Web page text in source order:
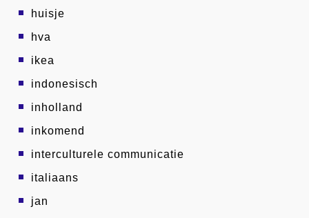
huisje
hva
ikea
indonesisch
inholland
inkomend
interculturele communicatie
italiaans
jan